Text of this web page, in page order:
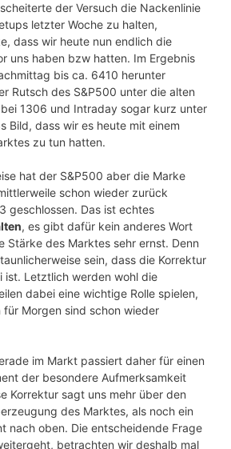
der Versuch die Nackenlinie
letzter Woche zu halten,
dass wir heute nun endlich die
uns haben bzw hatten. Im Ergebnis
bis ca. 6410 herunter
Rutsch des S&P500 unter die alten
1306 und Intraday sogar kurz unter
Bild, dass wir es heute mit einem
zu tun hatten.
hat der S&P500 aber die Marke
schon wieder zurück
geschlossen. Das ist echtes
, es gibt dafür kein anderes Wort
Stärke des Marktes sehr ernst. Denn
sein, dass die Korrektur
ist. Letztlich werden wohl die
dabei eine wichtige Rolle spielen,
für Morgen sind schon wieder
im Markt passiert daher für einen
der besondere Aufmerksamkeit
Korrektur sagt uns mehr über den
des Marktes, als noch ein
nach oben. Die entscheidende Frage
betrachten wir deshalb mal